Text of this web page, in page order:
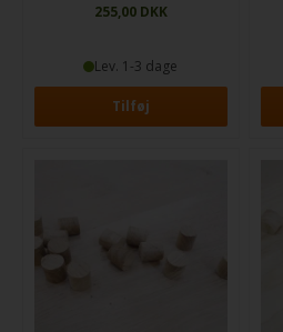
255,00DKK
Lev. 1-3 dage